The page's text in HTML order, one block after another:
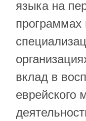
языка на
программах
вклад в
еврейского